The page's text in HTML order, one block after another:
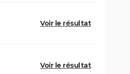
Voir le résultat
Voir le résultat